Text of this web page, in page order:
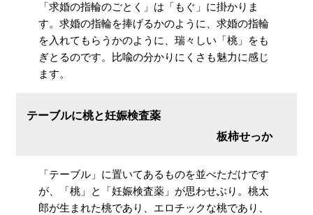
「求婚の指輪のごとく」は「もぐ」に掛かりま
す。求婚の指輪を捧げるかのように、求婚の指輪
を入れてもらうかのように、瑞々しい「桃」をも
ぎとるのです。比喩の分かりにくさも魅力に感じ
ます。
テーブルに桃と妊娠検査薬
板柿せっか
「テーブル」に置いてあるものを並べただけです
が、「桃」と「妊娠検査薬」が思わせぶり。桃太
郎が生まれた桃であり、エロチックな桃であり、